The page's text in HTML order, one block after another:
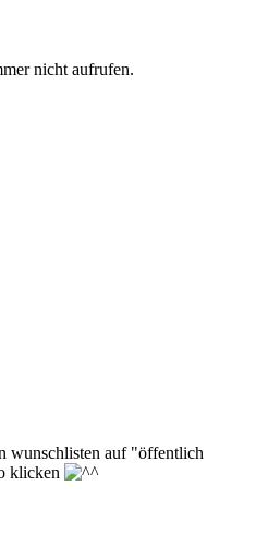
nicht aufrufen.
wunschlisten auf "öffentlich
klicken